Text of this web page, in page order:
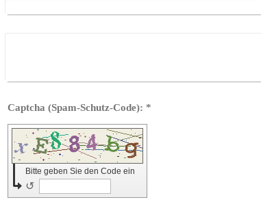
Captcha (Spam-Schutz-Code): *
Bitte geben Sie den Code ein
↺